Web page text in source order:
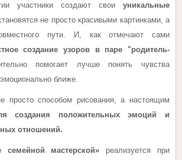
участники создают свои уникальные
не просто красивыми картинками, а
пути. И, как отмечают сами
создание узоров в паре "родитель-
помогает лучше понять чувства
ближе.
просто способом рисования, а настоящим
создания положительных эмоций и
отношений.
семейной мастерской» реализуется при